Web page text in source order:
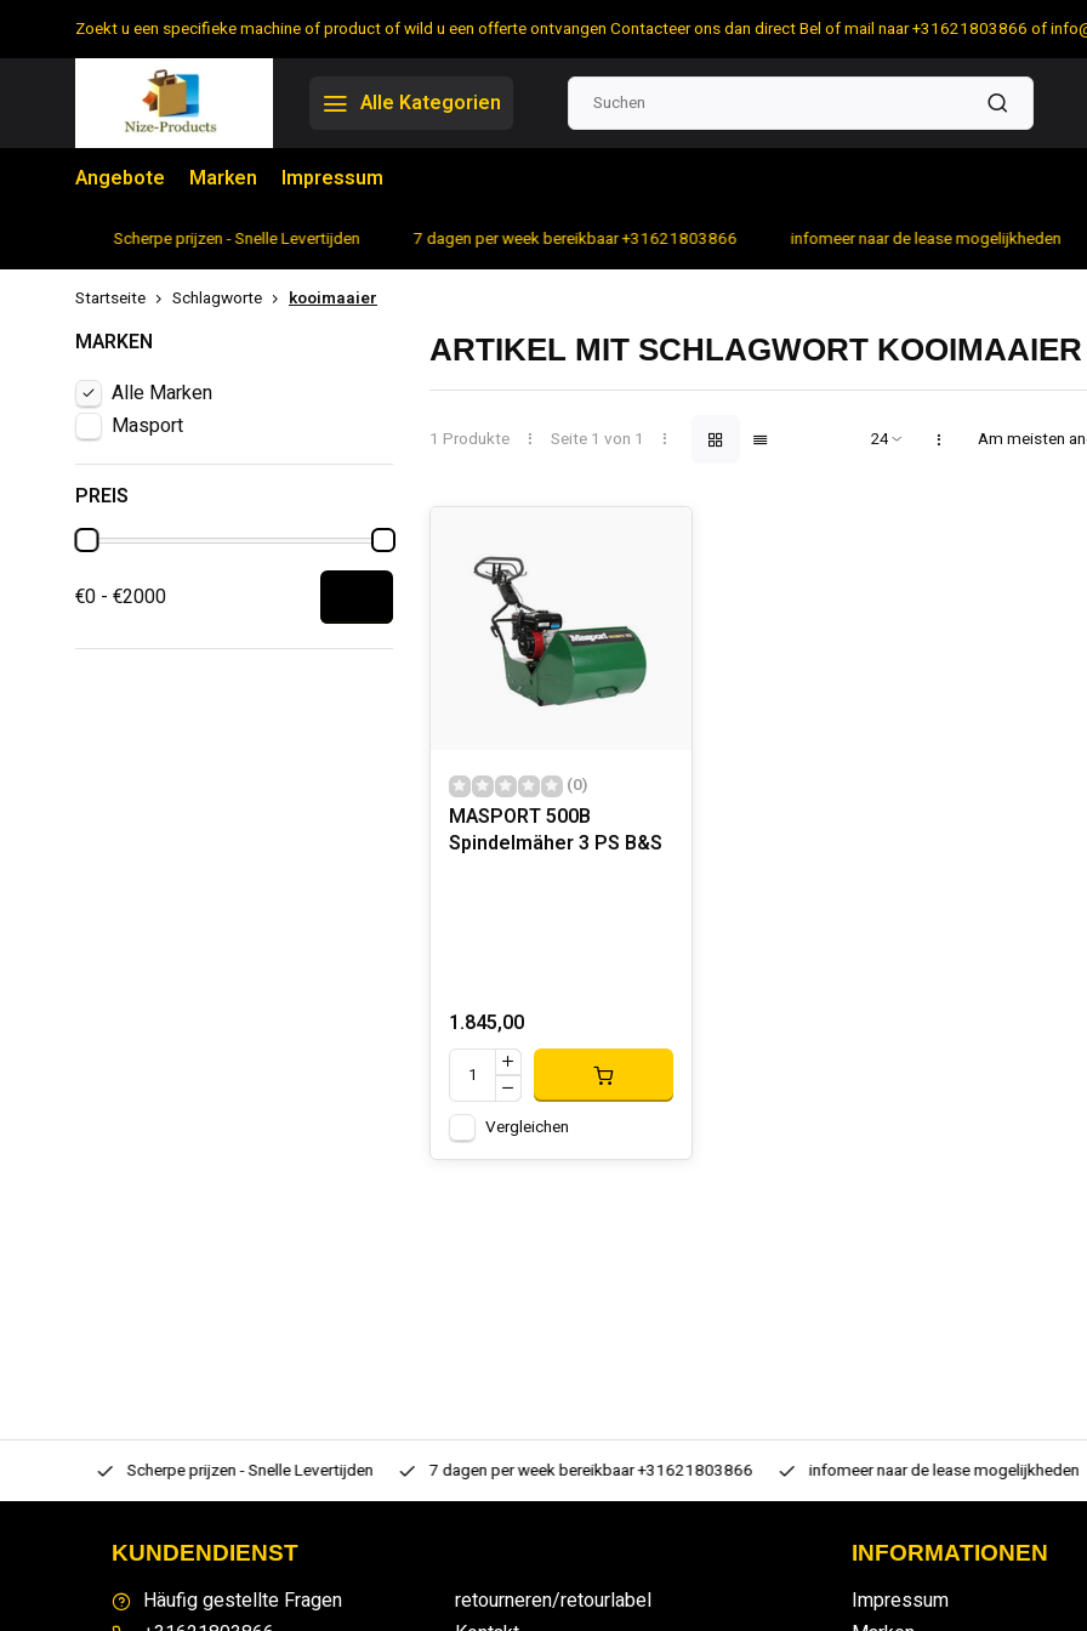
Zoekt u een specifieke machine of product of wild u een offerte ontvangen Contacteer ons dan direct Bel of mail naar +31621803866 of
Alle Kategorien
Angebote Marken Impressum
Scherpe prijzen - Snelle Levertijden 7 dagen per week bereikbaar +31621803866 infomeer naar de lease mogelijkheden
Startseite Schlagworte kooimaaier
MARKEN
Alle Marken
Masport
PREIS
€0 - €2000
ARTIKEL MIT SCHLAGWORT KOOIMAAIER
1 Produkte Seite 1 von 1 Am meisten
(0)
MASPORT 500B
Spindelmäher 3 PS B&S
1.845,00
Vergleichen
Scherpe prijzen - Snelle Levertijden 7 dagen per week bereikbaar +31621803866 infomeer naar de lease mogelijkheden
KUNDENDIENST
Häufig gestellte Fragen
retourneren/retourlabel
INFORMATIONEN
Impressum